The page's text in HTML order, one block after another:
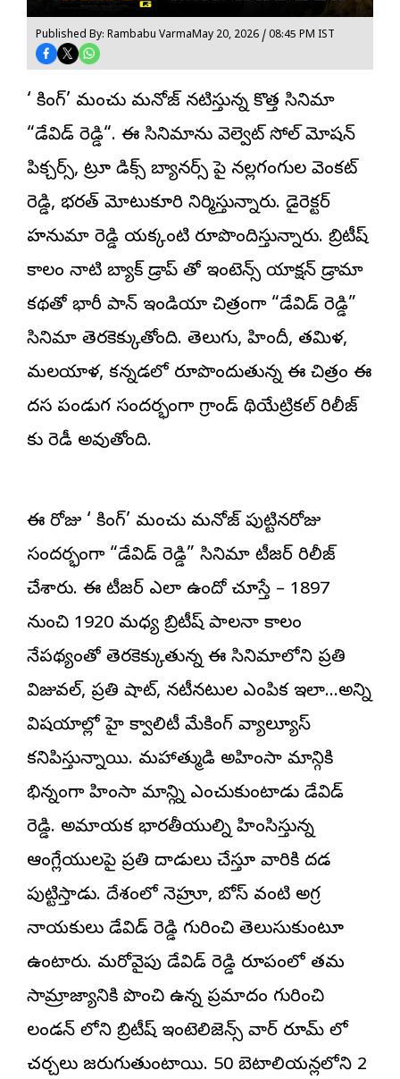
Published By: Rambabu VarmaMay 20, 2026 / 08:45 PM IST
‘రా కింగ్’ మంచు మనోజ్ నటిస్తున్న కొత్త సినిమా
“డేవిడ్ రెడ్డి“. ఈ సినిమాను వెల్వెట్ సోల్ మోషన్
పిక్చర్స్, ట్రూ రాడిక్స్ బ్యానర్స్ పై నల్లగంగుల వెంకట్
రెడ్డి, భరత్ మోటుకూరి నిర్మిస్తున్నారు. డైరెక్టర్
హనుమా రెడ్డి యక్కంటి రూపొందిస్తున్నారు. బ్రిటీష్
కాలం నాటి బ్యాక్ డ్రాప్ తో ఇంటెన్స్ యాక్షన్ డ్రామా
కథతో భారీ పాన్ ఇండియా చిత్రంగా “డేవిడ్ రెడ్డి”
సినిమా తెరకెక్కుతోంది. తెలుగు, హిందీ, తమిళ,
మలయాళ, కన్నడలో రూపొందుతున్న ఈ చిత్రం ఈ
దసరా పండుగ సందర్భంగా గ్రాండ్ థియేట్రికల్ రిలీజ్
కు రెడీ అవుతోంది.
ఈ రోజు ‘రా కింగ్’ మంచు మనోజ్ పుట్టినరోజు
సందర్భంగా “డేవిడ్ రెడ్డి” సినిమా టీజర్ రిలీజ్
చేశారు. ఈ టీజర్ ఎలా ఉందో చూస్తే – 1897
నుంచి 1920 మధ్య బ్రిటీష్ పాలనా కాలం
నేపథ్యంతో తెరకెక్కుతున్న ఈ సినిమాలోని ప్రతి
విజువల్, ప్రతి షాట్, నటీనటుల ఎంపిక ఇలా…అన్ని
విషయాల్లో హై క్వాలిటీ మేకింగ్ వ్యాల్యూస్
కనిపిస్తున్నాయి. మహాత్ముడి అహింసా మార్గానికి
భిన్నంగా హింసా మార్గాన్ని ఎంచుకుంటాడు డేవిడ్
రెడ్డి. అమాయక భారతీయుల్ని హింసిస్తున్న
ఆంగ్లేయులపై ప్రతి దాడులు చేస్తూ వారికి దడ
పుట్టిస్తాడు. దేశంలో నెహ్రూ, బోస్ వంటి అగ్ర
నాయకులు డేవిడ్ రెడ్డి గురించి తెలుసుకుంటూ
ఉంటారు. మరోవైపు డేవిడ్ రెడ్డి రూపంలో తమ
సామ్రాజ్యానికి పొంచి ఉన్న ప్రమాదం గురించి
లండన్ లోని బ్రిటీష్ ఇంటెలిజెన్స్ వార్ రూమ్ లో
చర్చలు జరుగుతుంటాయి. 50 బెటాలియన్లలోని 2